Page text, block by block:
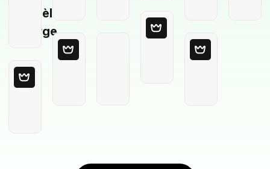
Modèle
Vierge